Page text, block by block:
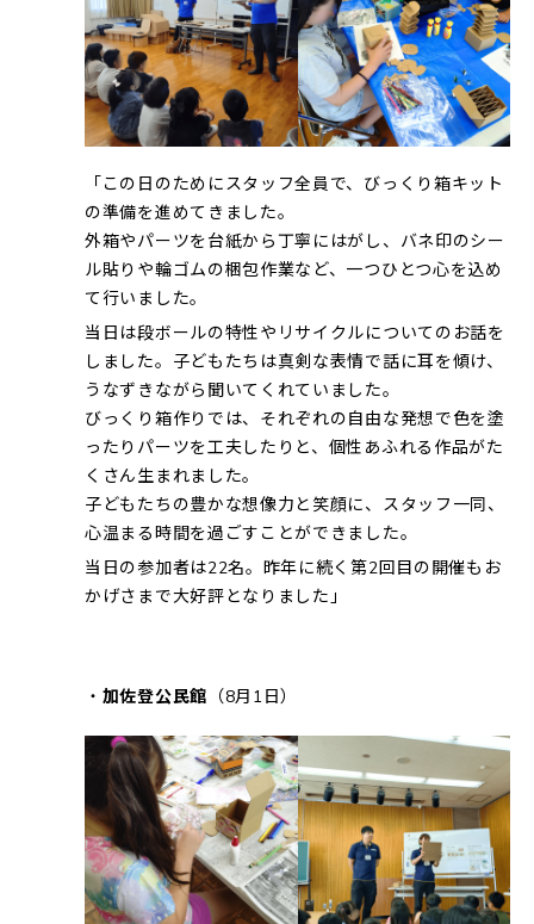
「この日のためにスタッフ全員で、びっくり箱キット
の準備を進めてきました。
外箱やパーツを台紙から丁寧にはがし、バネ印のシー
ル貼りや輪ゴムの梱包作業など、一つひとつ心を込め
て行いました。
当日は段ボールの特性やリサイクルについてのお話を
しました。子どもたちは真剣な表情で話に耳を傾け、
うなずきながら聞いてくれていました。
びっくり箱作りでは、それぞれの自由な発想で色を塗
ったりパーツを工夫したりと、個性あふれる作品がた
くさん生まれました。
子どもたちの豊かな想像力と笑顔に、スタッフ一同、
心温まる時間を過ごすことができました。
当日の参加者は22名。昨年に続く第2回目の開催もお
かげさまで大好評となりました」
・ 加佐登公民館 （8月1日）